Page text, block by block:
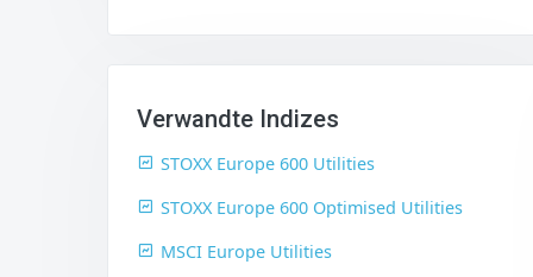
Verwandte Indizes
STOXX Europe 600 Utilities
STOXX Europe 600 Optimised Utilities
MSCI Europe Utilities